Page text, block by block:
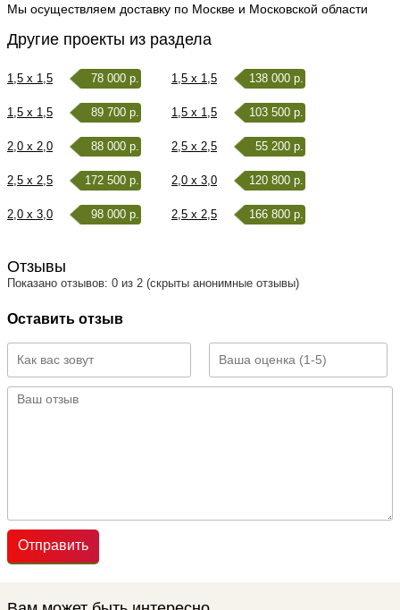
Мы осуществляем доставку по Москве и Московской области
Другие проекты из раздела
1,5 x 1,5 78 000 р. 1,5 x 1,5 138 000 р.
1,5 x 1,5 89 700 р. 1,5 x 1,5 103 500 р.
2,0 x 2,0 88 000 р. 2,5 x 2,5 55 200 р.
2,5 x 2,5 172 500 р. 2,0 x 3,0 120 800 р.
2,0 x 3,0 98 000 р. 2,5 x 2,5 166 800 р.
Отзывы
Показано отзывов: 0 из 2 (скрыты анонимные отзывы)
Оставить отзыв
Отправить